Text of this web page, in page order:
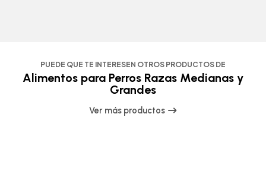
PUEDE QUE TE INTERESEN OTROS PRODUCTOS DE
Alimentos para Perros Razas Medianas y
Grandes
Ver más productos